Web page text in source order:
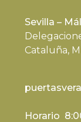
Sevilla –
Cataluña,
Horario